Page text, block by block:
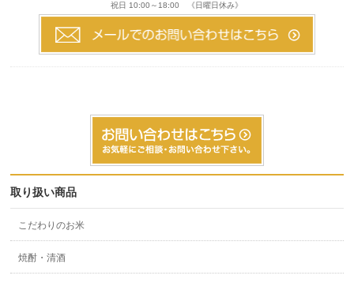
祝日 10:00～18:00 《日曜日休み》
取り扱い商品
こだわりのお米
焼酎・清酒